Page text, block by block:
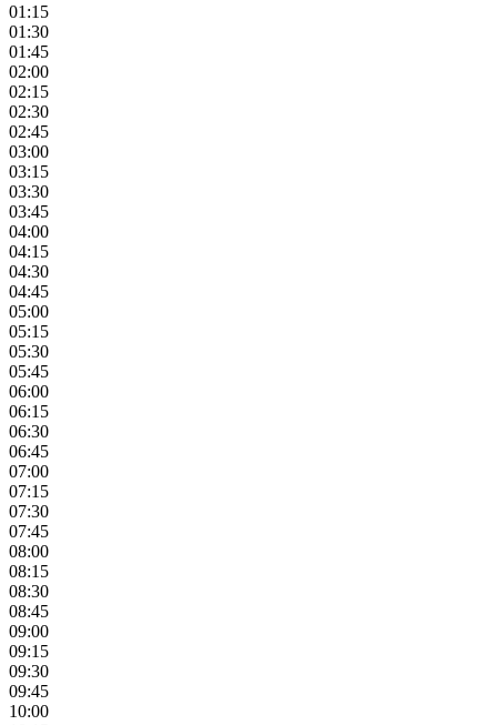
01:15
01:30
01:45
02:00
02:15
02:30
02:45
03:00
03:15
03:30
03:45
04:00
04:15
04:30
04:45
05:00
05:15
05:30
05:45
06:00
06:15
06:30
06:45
07:00
07:15
07:30
07:45
08:00
08:15
08:30
08:45
09:00
09:15
09:30
09:45
10:00